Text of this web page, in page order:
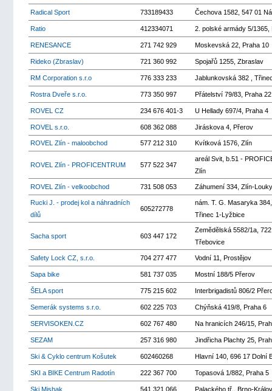
Radical Sport 733189433 Čechova 1582, 547 01
Ratio 412334071 2. polské armády 5/1365,
RENESANCE 271 742 929 Moskevská 22, Praha 10
Rideko (Zbraslav) 721 360 992 Spojařů 1255, Zbraslav
RM Corporation s.r.o 776 333 233 Jablunkovská 382 ,
Rostra Dveře s.r.o. 773 350 997 Přátelství 79/83, Praha 22
ROVEL CZ 234 676 401-3 U Hellady 697/4, Praha 4
ROVEL s.r.o. 608 362 088 Jiráskova 4, Přerov
ROVEL Zlín - maloobchod 577 212 310 Kvítková 1576, Zlín
ROVEL Zlín - PROFICENTRUM 577 522 347
areál Svit, b.51 -
Zlín
ROVEL Zlín - velkoobchod 731 508 053 Záhumení 334, Zlín-Louky
Rucki J. - prodej kol a náhradních
dílů
605272778
nám. T. G. Masaryka
Třinec 1-Lyžbice
Sacha sport 603 447 172
Zemědělská 5582/1a,
Třebovice
Safety Lock CZ, s.r.o. 704 277 477 Vodní 11, Prostějov
Sapa bike 581 737 035 Mostní 188/5 Přerov
ŠELA sport 775 215 602 Interbrigadistů 806/2
Semerák systems s.r.o. 602 225 703 Chýňská 419/8, Praha 6
SERVISOKEN.CZ 602 767 480 Na hranicích 246/15,
SEZAM 257 316 980 Jindřicha Plachty 25,
Ski & Cyklo centrum Košutek 602460268 Hlavní 140, 696 17 Dolní
SKI a BIKE Centrum Radotín 222 367 700 Topasová 1/882, Praha 5
Ski Mishak 541 321 066 Palackého tř., Brno-